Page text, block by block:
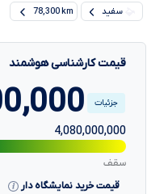
سفید 78,300 km
قیمت کارشناسی هوشمند
جزئیات
4,080,000,000
سقف
قیمت خرید نمایشگاه دار